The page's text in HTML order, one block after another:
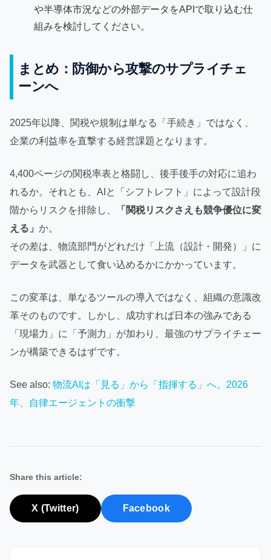
や半導体市況などの外部データをAPIで取り込む仕
組みを検討してください。
まとめ：防御から攻撃のサプライチェ
ーンへ
2025年以降、関税や規制は単なる「手続き」ではなく、
企業の利益率を直撃する経営課題となります。
4,400ページの関税率表と格闘し、後手後手の対応に追わ
れるか。それとも、AIと「シフトレフト」によって設計段
階からリスクを排除し、
「関税リスクさえも競争優位に変
える」 か。
その差は、物流部門がどれだけ「上流（設計・開発）」に
データを武器として食い込めるかにかかっています。
この変革は、単なるツールの導入ではなく、組織の意識改
革そのものです。しかし、成功すれば日本の強みである
「現場力」に「予測力」が加わり、最強のサプライチェー
ンが構築できるはずです。
See also: 物流AIは「見る」から「指揮する」へ。2026
年、自律エージェントの衝撃
Share this article:
X (Twitter) Facebook